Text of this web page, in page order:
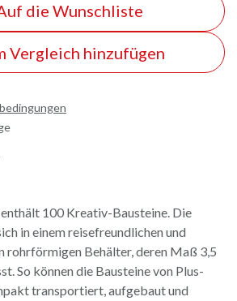
Vergleich hinzufügen
die Wunschliste
enthält 100 Kreativ-Bausteine. Die
in einem reisefreundlichen und
rohrförmigen Behälter, deren Maß 3,5
So können die Bausteine von Plus-
transportiert, aufgebaut und